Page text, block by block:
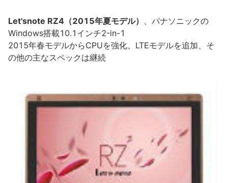
Let'snote RZ4（2015年夏モデル） 、パナソニックの
Windows搭載10.1インチ2-in-1
2015年春モデルからCPUを強化、LTEモデルを追加、そ
の他の主なスペックは継続